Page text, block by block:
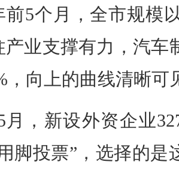
前5个月，全市规模
产业支撑有力，汽
，向上的曲线清晰可
，新设外资企业
脚投票”，选择的